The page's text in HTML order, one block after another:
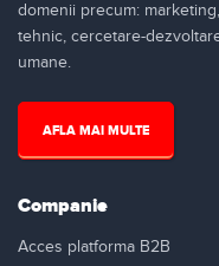
domenii precum:
tehnic, cercetare-
umane.
AFLA MAI MULTE
Companie
Acces platforma B2B